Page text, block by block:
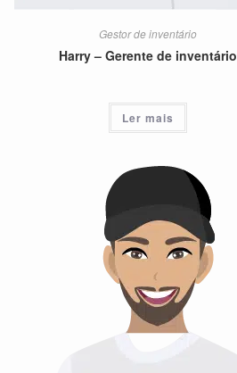
Gestor de inventário
Harry – Gerente de inventário
Ler mais